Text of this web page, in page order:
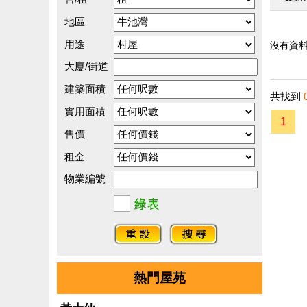
地區
用途
大廈/街道
建築面積
實用面積
售價
租金
物業編號
熱門屋苑
沒有資料
共找到
1